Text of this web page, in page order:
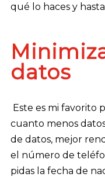
qué lo haces y
datos
Este es mi favorito
cuanto menos
de datos, mejor
el número de
pidas la fecha de